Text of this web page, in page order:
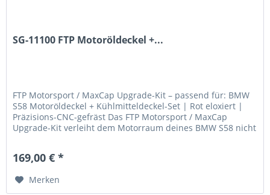
SG-11100 FTP Motoröldeckel +...
FTP Motorsport / MaxCap Upgrade-Kit – passend für: BMW
S58 Motoröldeckel + Kühlmitteldeckel-Set | Rot eloxiert |
Präzisions-CNC-gefräst Das FTP Motorsport / MaxCap
Upgrade-Kit verleiht dem Motorraum deines BMW S58 nicht
169,00 € *
Merken